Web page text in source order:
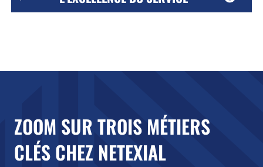
ZOOM SUR TROIS MÉTIERS
CLÉS CHEZ NETEXIAL